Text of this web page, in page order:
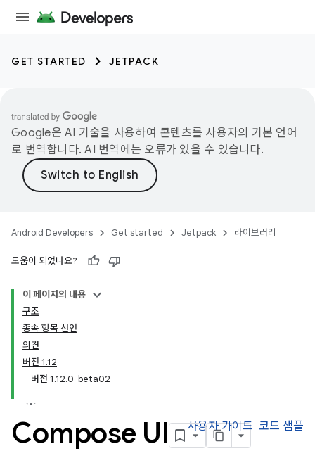
GET STARTED JETPACK
Google은 AI 기술을 사용하여 콘텐츠를 사용자의 기본 언어
로 번역합니다. AI 번역에는 오류가 있을 수 있습니다.
Android Developers Get started Jetpack 라이브러리
도움이 되었나요?
이 페이지의 내용
구조
종속 항목 선언
의견
버전 1.12
버전 1.12.0-beta02
Compose UI 사용자 가이드 코드 샘플